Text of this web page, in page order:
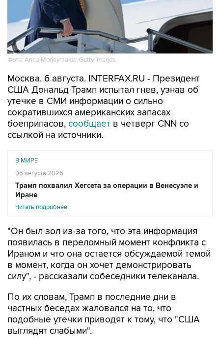
Фото: Anna Moneymaker/Getty Images
Москва. 6 августа. INTERFAX.RU - Президент
США Дональд Трамп испытал гнев, узнав об
утечке в СМИ информации о сильно
сократившихся американских запасах
боеприпасов, сообщает в четверг CNN со
ссылкой на источники.
В МИРЕ
06 августа 2026
Трамп похвалил Хегсета за операции в Венесуэле и
Иране
Читать подробнее
"Он был зол из-за того, что эта информация
появилась в переломный момент конфликта с
Ираном и что она остается обсуждаемой темой
в момент, когда он хочет демонстрировать
силу", - рассказали собеседники телеканала.
По их словам, Трамп в последние дни в
частных беседах жаловался на то, что
подобные утечки приводят к тому, что "США
выглядят слабыми".